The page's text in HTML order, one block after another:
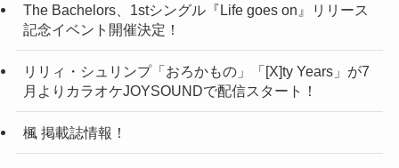
The Bachelors、1stシングル『Life goes on』リリース
記念イベント開催決定！
リリィ・シュリンプ「おろかもの」「[X]ty Years」が7
月よりカラオケJOYSOUNDで配信スタート！
楓 掲載誌情報！